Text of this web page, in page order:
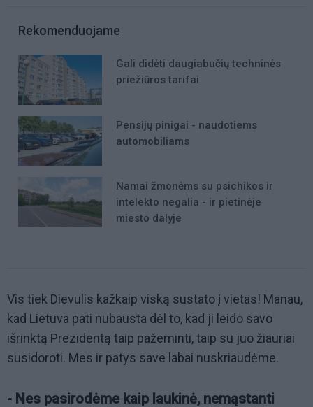
Rekomenduojame
Gali didėti daugiabučių techninės
priežiūros tarifai
Pensijų pinigai - naudotiems
automobiliams
Namai žmonėms su psichikos ir
intelekto negalia - ir pietinėje
miesto dalyje
Vis tiek Dievulis kažkaip viską sustato į vietas! Manau,
kad Lietuva pati nubausta dėl to, kad ji leido savo
išrinktą Prezidentą taip pažeminti, taip su juo žiauriai
susidoroti. Mes ir patys save labai nuskriaudėme.
- Nes pasirodėme kaip laukinė, nemąstanti